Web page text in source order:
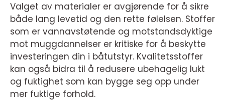
Valget av materialer er avgjørende for å sikre
både lang levetid og den rette følelsen. Stoffer
som er vannavstøtende og motstandsdyktige
mot muggdannelser er kritiske for å beskytte
investeringen din i båtutstyr. Kvalitetsstoffer
kan også bidra til å redusere ubehagelig lukt
og fuktighet som kan bygge seg opp under
mer fuktige forhold.